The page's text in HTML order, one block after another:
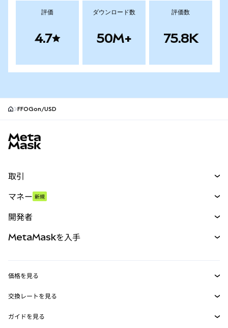
評価
4.7
ダウンロード数
50M+
評価数
75.8K
FFOGon/USD
取引
パーペチュアル
RWA
マネー 新規
開発者
MetaMask Connect
Snaps
MetaMaskを入手
セキュリティ
価格を見る
イーサリアムの価格
Solanaの価格
交換レートを見る
ETH→USD
ガイドを見る